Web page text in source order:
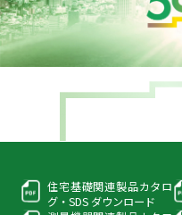
住宅基礎関連製品カタロ
グ・SDS ダウンロード